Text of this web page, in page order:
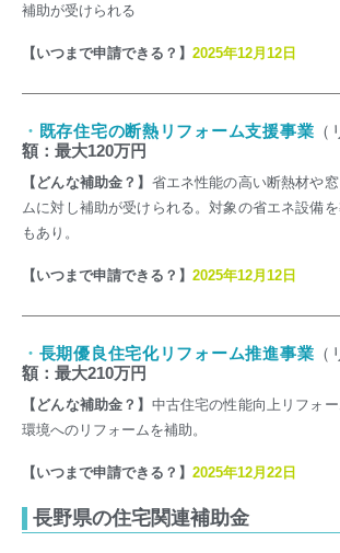
補助が受けられる
【いつまで申請できる？】 2025年12月12日
・ 既存住宅の断熱リフォーム支援事業
額：最大120万円
【どんな補助金？】 省エネ性能の高い断熱材や
ムに対し補助が受けられる。対象の省エネ設備
もあり。
【いつまで申請できる？】 2025年12月12日
・ 長期優良住宅化リフォーム推進事業
額：最大210万円
【どんな補助金？】 中古住宅の性能向上リフォ
環境へのリフォームを補助。
【いつまで申請できる？】 2025年12月22日
長野県の住宅関連補助金